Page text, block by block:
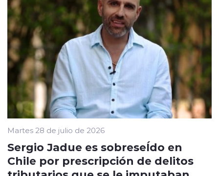
Martes 28 de julio de 2026
Sergio Jadue es sobreseÍdo en
Chile por prescripción de delitos